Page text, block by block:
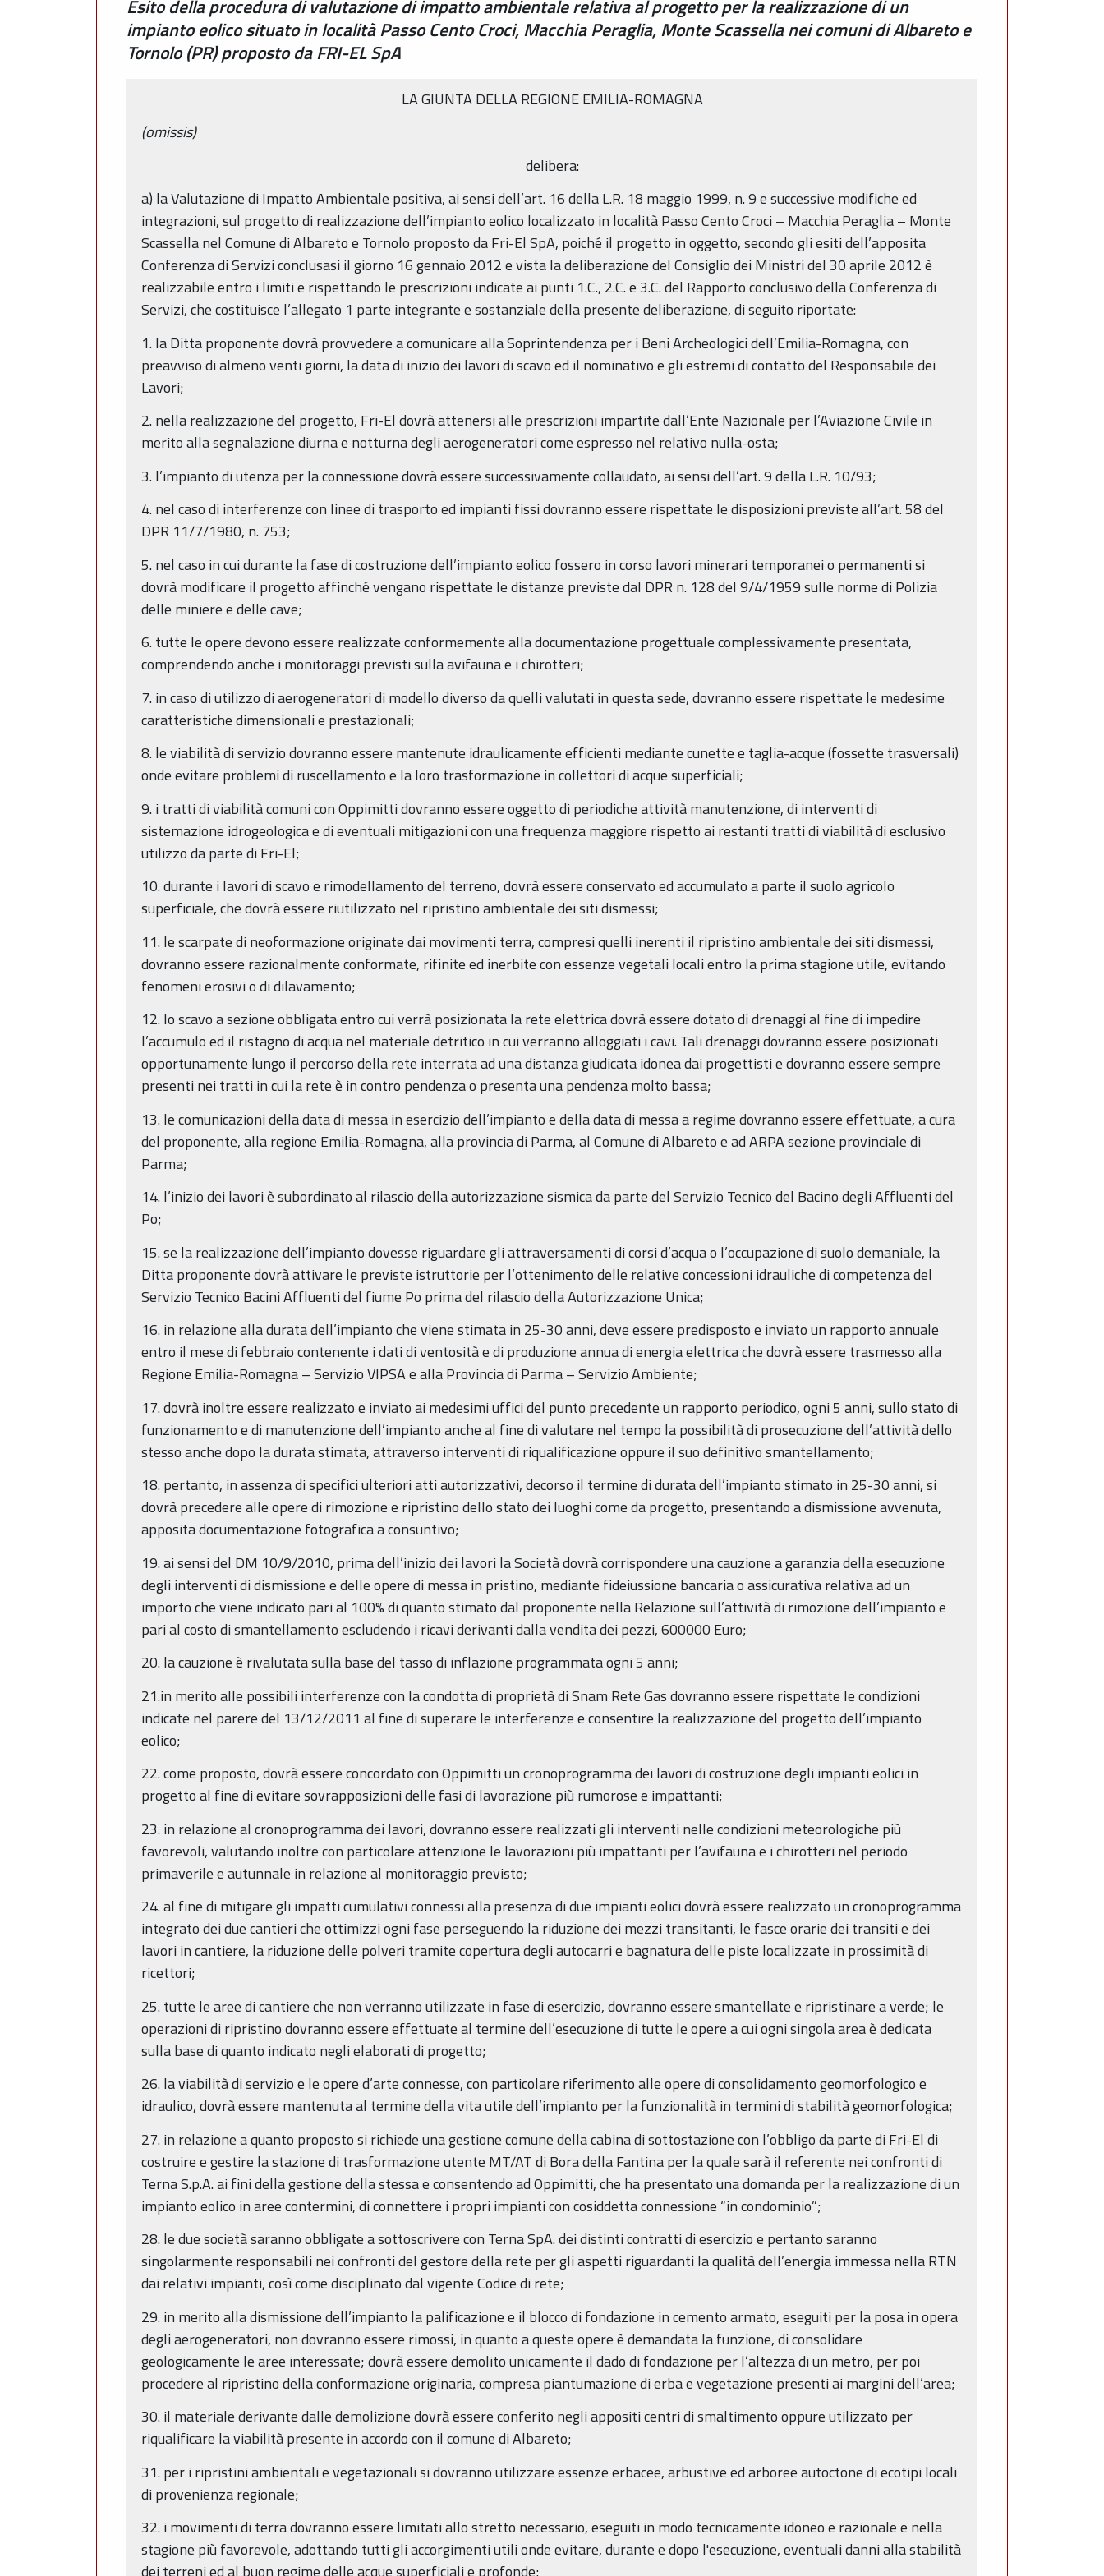
Esito della procedura di valutazione di impatto ambientale relativa al progetto per la realizzazione di un
impianto eolico situato in località Passo Cento Croci, Macchia Peraglia, Monte Scassella nei comuni di Albareto e
Tornolo (PR) proposto da FRI-EL SpA
LA GIUNTA DELLA REGIONE EMILIA-ROMAGNA
(omissis)
delibera:
a) la Valutazione di Impatto Ambientale positiva, ai sensi dell’art. 16 della L.R. 18 maggio 1999, n. 9 e successive modifiche ed
integrazioni, sul progetto di realizzazione dell’impianto eolico localizzato in località Passo Cento Croci – Macchia Peraglia – Monte
Scassella nel Comune di Albareto e Tornolo proposto da Fri-El SpA, poiché il progetto in oggetto, secondo gli esiti dell’apposita
Conferenza di Servizi conclusasi il giorno 16 gennaio 2012 e vista la deliberazione del Consiglio dei Ministri del 30 aprile 2012 è
realizzabile entro i limiti e rispettando le prescrizioni indicate ai punti 1.C., 2.C. e 3.C. del Rapporto conclusivo della Conferenza di
Servizi, che costituisce l’allegato 1 parte integrante e sostanziale della presente deliberazione, di seguito riportate:
1. la Ditta proponente dovrà provvedere a comunicare alla Soprintendenza per i Beni Archeologici dell’Emilia-Romagna, con
preavviso di almeno venti giorni, la data di inizio dei lavori di scavo ed il nominativo e gli estremi di contatto del Responsabile dei
Lavori;
2. nella realizzazione del progetto, Fri-El dovrà attenersi alle prescrizioni impartite dall’Ente Nazionale per l’Aviazione Civile in
merito alla segnalazione diurna e notturna degli aerogeneratori come espresso nel relativo nulla-osta;
3. l’impianto di utenza per la connessione dovrà essere successivamente collaudato, ai sensi dell’art. 9 della L.R. 10/93;
4. nel caso di interferenze con linee di trasporto ed impianti fissi dovranno essere rispettate le disposizioni previste all’art. 58 del
DPR 11/7/1980, n. 753;
5. nel caso in cui durante la fase di costruzione dell’impianto eolico fossero in corso lavori minerari temporanei o permanenti si
dovrà modificare il progetto affinché vengano rispettate le distanze previste dal DPR n. 128 del 9/4/1959 sulle norme di Polizia
delle miniere e delle cave;
6. tutte le opere devono essere realizzate conformemente alla documentazione progettuale complessivamente presentata,
comprendendo anche i monitoraggi previsti sulla avifauna e i chirotteri;
7. in caso di utilizzo di aerogeneratori di modello diverso da quelli valutati in questa sede, dovranno essere rispettate le medesime
caratteristiche dimensionali e prestazionali;
8. le viabilità di servizio dovranno essere mantenute idraulicamente efficienti mediante cunette e taglia-acque (fossette trasversali)
onde evitare problemi di ruscellamento e la loro trasformazione in collettori di acque superficiali;
9. i tratti di viabilità comuni con Oppimitti dovranno essere oggetto di periodiche attività manutenzione, di interventi di
sistemazione idrogeologica e di eventuali mitigazioni con una frequenza maggiore rispetto ai restanti tratti di viabilità di esclusivo
utilizzo da parte di Fri-El;
10. durante i lavori di scavo e rimodellamento del terreno, dovrà essere conservato ed accumulato a parte il suolo agricolo
superficiale, che dovrà essere riutilizzato nel ripristino ambientale dei siti dismessi;
11. le scarpate di neoformazione originate dai movimenti terra, compresi quelli inerenti il ripristino ambientale dei siti dismessi,
dovranno essere razionalmente conformate, rifinite ed inerbite con essenze vegetali locali entro la prima stagione utile, evitando
fenomeni erosivi o di dilavamento;
12. lo scavo a sezione obbligata entro cui verrà posizionata la rete elettrica dovrà essere dotato di drenaggi al fine di impedire
l’accumulo ed il ristagno di acqua nel materiale detritico in cui verranno alloggiati i cavi. Tali drenaggi dovranno essere posizionati
opportunamente lungo il percorso della rete interrata ad una distanza giudicata idonea dai progettisti e dovranno essere sempre
presenti nei tratti in cui la rete è in contro pendenza o presenta una pendenza molto bassa;
13. le comunicazioni della data di messa in esercizio dell’impianto e della data di messa a regime dovranno essere effettuate, a cura
del proponente, alla regione Emilia-Romagna, alla provincia di Parma, al Comune di Albareto e ad ARPA sezione provinciale di
Parma;
14. l’inizio dei lavori è subordinato al rilascio della autorizzazione sismica da parte del Servizio Tecnico del Bacino degli Affluenti del
Po;
15. se la realizzazione dell’impianto dovesse riguardare gli attraversamenti di corsi d’acqua o l’occupazione di suolo demaniale, la
Ditta proponente dovrà attivare le previste istruttorie per l’ottenimento delle relative concessioni idrauliche di competenza del
Servizio Tecnico Bacini Affluenti del fiume Po prima del rilascio della Autorizzazione Unica;
16. in relazione alla durata dell’impianto che viene stimata in 25-30 anni, deve essere predisposto e inviato un rapporto annuale
entro il mese di febbraio contenente i dati di ventosità e di produzione annua di energia elettrica che dovrà essere trasmesso alla
Regione Emilia-Romagna – Servizio VIPSA e alla Provincia di Parma – Servizio Ambiente;
17. dovrà inoltre essere realizzato e inviato ai medesimi uffici del punto precedente un rapporto periodico, ogni 5 anni, sullo stato di
funzionamento e di manutenzione dell’impianto anche al fine di valutare nel tempo la possibilità di prosecuzione dell’attività dello
stesso anche dopo la durata stimata, attraverso interventi di riqualificazione oppure il suo definitivo smantellamento;
18. pertanto, in assenza di specifici ulteriori atti autorizzativi, decorso il termine di durata dell’impianto stimato in 25-30 anni, si
dovrà precedere alle opere di rimozione e ripristino dello stato dei luoghi come da progetto, presentando a dismissione avvenuta,
apposita documentazione fotografica a consuntivo;
19. ai sensi del DM 10/9/2010, prima dell’inizio dei lavori la Società dovrà corrispondere una cauzione a garanzia della esecuzione
degli interventi di dismissione e delle opere di messa in pristino, mediante fideiussione bancaria o assicurativa relativa ad un
importo che viene indicato pari al 100% di quanto stimato dal proponente nella Relazione sull’attività di rimozione dell’impianto e
pari al costo di smantellamento escludendo i ricavi derivanti dalla vendita dei pezzi, 600000 Euro;
20. la cauzione è rivalutata sulla base del tasso di inflazione programmata ogni 5 anni;
21.in merito alle possibili interferenze con la condotta di proprietà di Snam Rete Gas dovranno essere rispettate le condizioni
indicate nel parere del 13/12/2011 al fine di superare le interferenze e consentire la realizzazione del progetto dell’impianto
eolico;
22. come proposto, dovrà essere concordato con Oppimitti un cronoprogramma dei lavori di costruzione degli impianti eolici in
progetto al fine di evitare sovrapposizioni delle fasi di lavorazione più rumorose e impattanti;
23. in relazione al cronoprogramma dei lavori, dovranno essere realizzati gli interventi nelle condizioni meteorologiche più
favorevoli, valutando inoltre con particolare attenzione le lavorazioni più impattanti per l’avifauna e i chirotteri nel periodo
primaverile e autunnale in relazione al monitoraggio previsto;
24. al fine di mitigare gli impatti cumulativi connessi alla presenza di due impianti eolici dovrà essere realizzato un cronoprogramma
integrato dei due cantieri che ottimizzi ogni fase perseguendo la riduzione dei mezzi transitanti, le fasce orarie dei transiti e dei
lavori in cantiere, la riduzione delle polveri tramite copertura degli autocarri e bagnatura delle piste localizzate in prossimità di
ricettori;
25. tutte le aree di cantiere che non verranno utilizzate in fase di esercizio, dovranno essere smantellate e ripristinare a verde; le
operazioni di ripristino dovranno essere effettuate al termine dell’esecuzione di tutte le opere a cui ogni singola area è dedicata
sulla base di quanto indicato negli elaborati di progetto;
26. la viabilità di servizio e le opere d’arte connesse, con particolare riferimento alle opere di consolidamento geomorfologico e
idraulico, dovrà essere mantenuta al termine della vita utile dell’impianto per la funzionalità in termini di stabilità geomorfologica;
27. in relazione a quanto proposto si richiede una gestione comune della cabina di sottostazione con l’obbligo da parte di Fri-El di
costruire e gestire la stazione di trasformazione utente MT/AT di Bora della Fantina per la quale sarà il referente nei confronti di
Terna S.p.A. ai fini della gestione della stessa e consentendo ad Oppimitti, che ha presentato una domanda per la realizzazione di un
impianto eolico in aree contermini, di connettere i propri impianti con cosiddetta connessione “in condominio”;
28. le due società saranno obbligate a sottoscrivere con Terna SpA. dei distinti contratti di esercizio e pertanto saranno
singolarmente responsabili nei confronti del gestore della rete per gli aspetti riguardanti la qualità dell’energia immessa nella RTN
dai relativi impianti, così come disciplinato dal vigente Codice di rete;
29. in merito alla dismissione dell’impianto la palificazione e il blocco di fondazione in cemento armato, eseguiti per la posa in opera
degli aerogeneratori, non dovranno essere rimossi, in quanto a queste opere è demandata la funzione, di consolidare
geologicamente le aree interessate; dovrà essere demolito unicamente il dado di fondazione per l’altezza di un metro, per poi
procedere al ripristino della conformazione originaria, compresa piantumazione di erba e vegetazione presenti ai margini dell’area;
30. il materiale derivante dalle demolizione dovrà essere conferito negli appositi centri di smaltimento oppure utilizzato per
riqualificare la viabilità presente in accordo con il comune di Albareto;
31. per i ripristini ambientali e vegetazionali si dovranno utilizzare essenze erbacee, arbustive ed arboree autoctone di ecotipi locali
di provenienza regionale;
32. i movimenti di terra dovranno essere limitati allo stretto necessario, eseguiti in modo tecnicamente idoneo e razionale e nella
stagione più favorevole, adottando tutti gli accorgimenti utili onde evitare, durante e dopo l'esecuzione, eventuali danni alla stabilità